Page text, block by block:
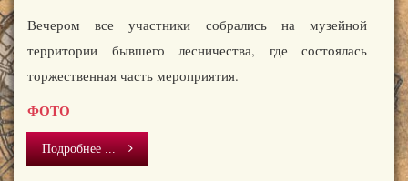
Вечером все участники собрались на музейной
территории бывшего лесничества, где состоялась
торжественная часть мероприятия.
ФОТО
Подробнее ...